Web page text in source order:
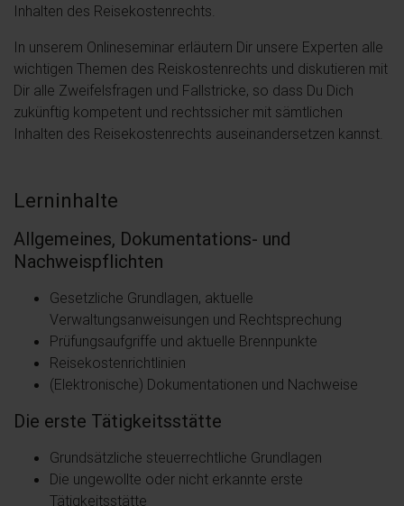
Inhalten des Reisekostenrechts.
In unserem Onlineseminar erläutern Dir unsere Experten alle
wichtigen Themen des Reiskostenrechts und diskutieren mit
Dir alle Zweifelsfragen und Fallstricke, so dass Du Dich
zukünftig kompetent und rechtssicher mit sämtlichen
Inhalten des Reisekostenrechts auseinandersetzen kannst.
Lerninhalte
Allgemeines, Dokumentations- und
Nachweispflichten
Gesetzliche Grundlagen, aktuelle
Verwaltungsanweisungen und Rechtsprechung
Prüfungsaufgriffe und aktuelle Brennpunkte
Reisekostenrichtlinien
(Elektronische) Dokumentationen und Nachweise
Die erste Tätigkeitsstätte
Grundsätzliche steuerrechtliche Grundlagen
Die ungewollte oder nicht erkannte erste
Tätigkeitsstätte